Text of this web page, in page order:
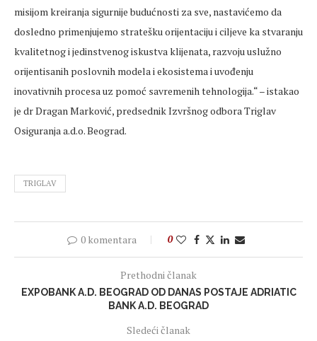
misijom kreiranja sigurnije budućnosti za sve, nastavićemo da
dosledno primenjujemo stratešku orijentaciju i ciljeve ka stvaranju
kvalitetnog i jedinstvenog iskustva klijenata, razvoju uslužno
orijentisanih poslovnih modela i ekosistema i uvođenju
inovativnih procesa uz pomoć savremenih tehnologija.“ – istakao
je dr Dragan Marković, predsednik Izvršnog odbora Triglav
Osiguranja a.d.o. Beograd.
TRIGLAV
0 komentara 0
Prethodni članak
EXPOBANK A.D. BEOGRAD OD DANAS POSTAJE ADRIATIC
BANK A.D. BEOGRAD
Sledeći članak